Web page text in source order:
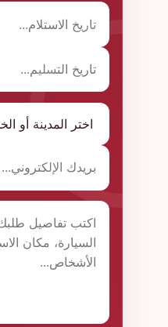
تاريخ الاستلام
تاريخ التسليم
المدينة أو الخدمة
البريد الإلكتروني